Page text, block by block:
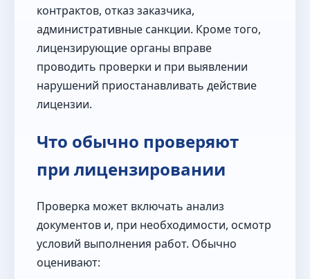
контрактов, отказ заказчика,
административные санкции. Кроме того,
лицензирующие органы вправе
проводить проверки и при выявлении
нарушений приостанавливать действие
лицензии.
Что обычно проверяют
при лицензировании
Проверка может включать анализ
документов и, при необходимости, осмотр
условий выполнения работ. Обычно
оценивают: